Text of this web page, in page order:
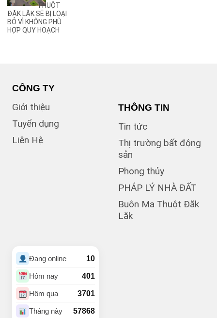
Ân Phú(2)
Âu Cơ(3)
B(2)
B5(6)
Bà Triệu(1)
Bạch Đằng (1)
Bùi Hữu Nghĩa (1)
Bùi Huy Bích(3)
Buôn Hrat
BUÔN HUÊ (4)
Buôn Ju(20)
Buôn KBu
Buôn Ko Đung(1)
Buôn Komleo(4)
THUỘT
ĐĂK LĂK SẼ BỊ LOẠI
BỎ VÌ KHÔNG PHÙ
HỢP QUY HOẠCH
CÔNG TY
Giới thiệu
Tuyển dụng
Liên Hệ
THÔNG TIN
Tin tức
Thị trường bất động
sản
Phong thủy
PHÁP LÝ NHÀ ĐẤT
Buôn Ma Thuột Đăk
Lăk
Đang online 10
Hôm nay 401
Hôm qua 3701
Tháng này 57868